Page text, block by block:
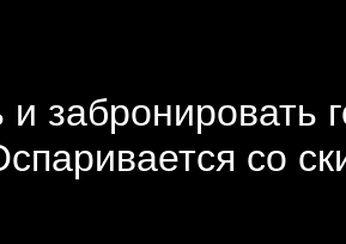
и забронировать
со